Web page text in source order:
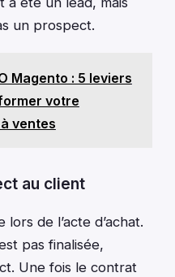
un prospect.
Magento : 5 leviers
votre
ventes
au client
de l’acte d’achat.
pas finalisée,
Une fois le contrat